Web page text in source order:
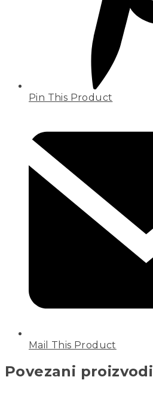
Pin This Product
Mail This Product
Povezani proizvodi